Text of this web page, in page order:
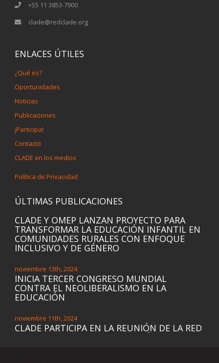
+55 11 3853-7900
clade@redclade.org
ENLACES ÚTILES
¿Qué es?
Oportunidades
Noticias
Publicaciones
¡Participa!
Contacto
CLADE en los medios
Política de Privacidad
ÚLTIMAS PUBLICACIONES
CLADE Y OMEP LANZAN PROYECTO PARA
TRANSFORMAR LA EDUCACIÓN INFANTIL EN
COMUNIDADES RURALES CON ENFOQUE
INCLUSIVO Y DE GÉNERO
noviembre 13th, 2024
INICIA TERCER CONGRESO MUNDIAL
CONTRA EL NEOLIBERALISMO EN LA
EDUCACIÓN
noviembre 11th, 2024
CLADE PARTICIPA EN LA REUNIÓN DE LA RED